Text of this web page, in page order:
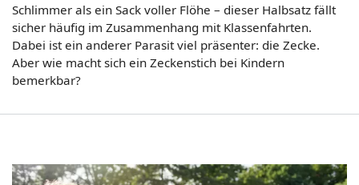
Schlimmer als ein Sack voller Flöhe – dieser Halbsatz fällt
sicher häufig im Zusammenhang mit Klassenfahrten.
Dabei ist ein anderer Parasit viel präsenter: die Zecke.
Aber wie macht sich ein Zeckenstich bei Kindern
bemerkbar?